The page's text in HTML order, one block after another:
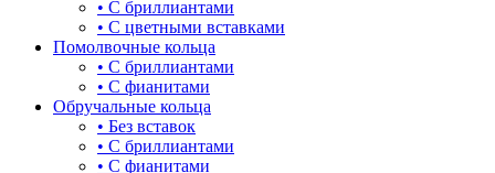
капля
квадрат (куб)
клевер
• С бриллиантами
• С цветными вставками
Помолвочные кольца
• С бриллиантами
• С фианитами
Обручальные кольца
• Без вставок
• С бриллиантами
• С фианитами